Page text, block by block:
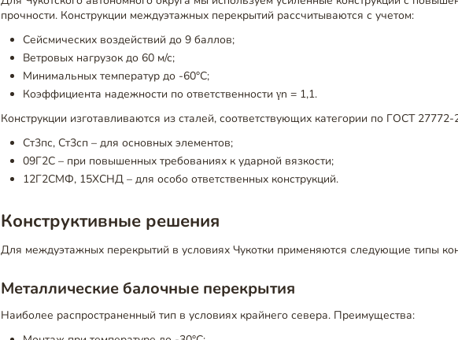
прочности. Конструкции междуэтажных перекрытий рассчитываются с учетом:
Сейсмических воздействий до 9 баллов;
Ветровых нагрузок до 60 м/с;
Минимальных температур до -60°C;
Коэффициента надежности по ответственности γn = 1,1.
Конструкции изготавливаются из сталей, соответствующих категории по ГОСТ
Ст3пс, Ст3сп – для основных элементов;
09Г2С – при повышенных требованиях к ударной вязкости;
12Г2СМФ, 15ХСНД – для особо ответственных конструкций.
Конструктивные решения
Для междуэтажных перекрытий в условиях Чукотки применяются следующие типы
Металлические балочные перекрытия
Наиболее распространенный тип в условиях крайнего севера. Преимущества: